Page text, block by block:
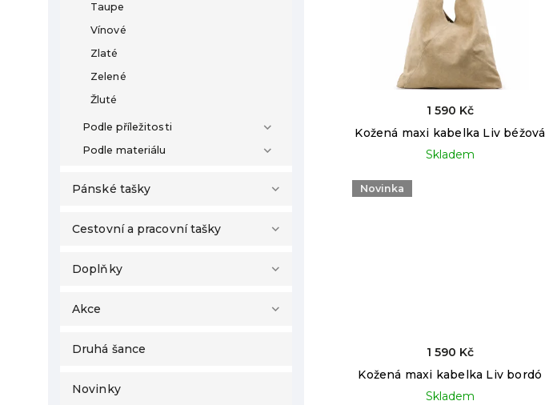
Taupe
Vínové
Zlaté
Zelené
Žluté
Podle příležitosti
Podle materiálu
Pánské tašky
Cestovní a pracovní tašky
Doplňky
Akce
Druhá šance
Novinky
Kožená maxi kabelka Liv béžová
Skladem
1 590 Kč
Novinka
Kožená maxi kabelka Liv bordó
Skladem
1 590 Kč